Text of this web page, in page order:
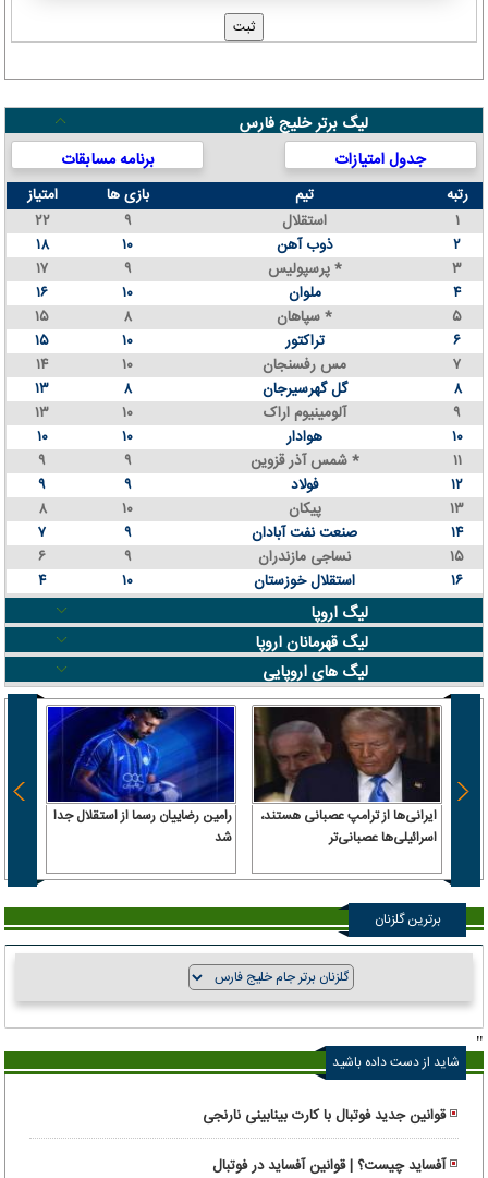
لیگ برتر خلیج فارس
جدول امتیازات
برنامه مسابقات
رتبه تیم بازی ها
امتیاز
۱
استقلال ۹
۲۲
۲
ذوب آهن ۱۰
۱۸
۳
پرسپولیس * ۹
۱۷
۴
ملوان ۱۰
۱۶
۵
سپاهان * ۸
۱۵
۶
تراکتور ۱۰
۱۵
۷
مس رفسنجان ۱۰
۱۴
۸
گل گهرسیرجان ۸
۱۳
۹
آلومینیوم اراک ۱۰
۱۳
۱۰
هوادار ۱۰
۱۰
۱۱
شمس آذر قزوین * ۹
۹
۱۲
فولاد ۹
۹
۱۳
پیکان ۱۰
۸
۱۴
صنعت نفت آبادان ۹
۷
۱۵
نساجی مازندران ۹
۶
۱۶
استقلال خوزستان ۱۰ ۴
لیگ اروپا
لیگ قهرمانان اروپا
لیگ های اروپایی
ایرانی‌ها از ترامپ عصبانی هستند،
اسرائیلی‌ها عصبانی‌تر
رامین رضاییان رسما از استقلال جدا
شد
برترین گلزنان
"
شاید از دست داده باشید
قوانین جدید فوتبال با کارت بینابینی نارنجی
آفساید چیست؟ | قوانین آفساید در فوتبال